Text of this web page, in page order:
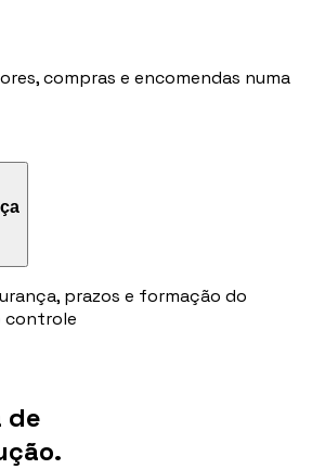
compras e encomendas numa
prazos e formação do
controle
de